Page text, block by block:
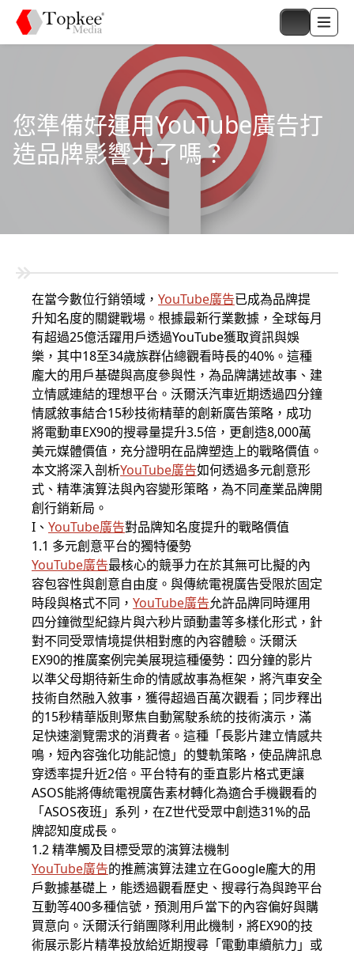
您準備好運用YouTube廣告打
造品牌影響力了嗎？
在當今數位行銷領域， YouTube廣告已成為品牌提
升知名度的關鍵戰場。根據最新行業數據，全球每月
有超過25億活躍用戶透過YouTube獲取資訊與娛
樂，其中18至34歲族群佔總觀看時長的40%。這種
龐大的用戶基礎與高度參與性，為品牌講述故事、建
立情感連結的理想平台。沃爾沃汽車近期透過四分鐘
情感敘事結合15秒技術精華的創新廣告策略，成功
將電動車EX90的搜尋量提升3.5倍，更創造8,000萬
美元媒體價值，充分證明在品牌塑造上的戰略價值。
本文將深入剖析YouTube廣告如何透過多元創意形
式、精準演算法與內容變形策略，為不同產業品牌開
創行銷新局。
I、 YouTube廣告對品牌知名度提升的戰略價值
1.1 多元創意平台的獨特優勢
YouTube廣告最核心的競爭力在於其無可比擬的內
容包容性與創意自由度。與傳統電視廣告受限於固定
時段與格式不同， YouTube廣告允許品牌同時運用
四分鐘微型紀錄片與六秒片頭動畫等多樣化形式，針
對不同受眾情境提供相對應的內容體驗。沃爾沃
EX90的推廣案例完美展現這種優勢：四分鐘的影片
以準父母期待新生命的情感故事為框架，將汽車安全
技術自然融入敘事，獲得超過百萬次觀看；同步釋出
的15秒精華版則聚焦自動駕駛系統的技術演示，滿
足快速瀏覽需求的消費者。這種「長影片建立情感共
鳴，短內容強化功能記憶」的雙軌策略，使品牌訊息
穿透率提升近2倍。平台特有的垂直影片格式更讓
ASOS能將傳統電視廣告素材轉化為適合手機觀看的
「ASOS夜班」系列，在Z世代受眾中創造31%的品
牌認知度成長。
1.2 精準觸及目標受眾的演算法機制
YouTube廣告的推薦演算法建立在Google龐大的用
戶數據基礎上，能透過觀看歷史、搜尋行為與跨平台
互動等400多種信號，預測用戶當下的內容偏好與購
買意向。沃爾沃行銷團隊利用此機制，將EX90的技
術展示影片精準投放給近期搜尋「電動車續航力」或